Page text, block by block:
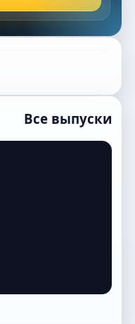
Все выпуски